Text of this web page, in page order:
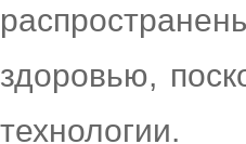
здоровью,
технологии.